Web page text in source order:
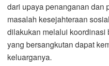
dari upaya penanganan dan
masalah kesejahteraan
dilakukan melalui koordinasi
yang bersangkutan dapat
keluarganya.